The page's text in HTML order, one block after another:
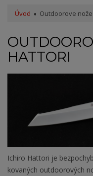
Úvod Outdoorove nože
HATTORI
Ichiro Hattori je
kovaných outdoorových